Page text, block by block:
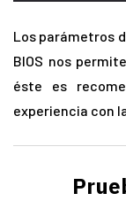
Los parámetros
BIOS nos
éste es
experiencia con